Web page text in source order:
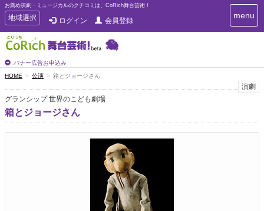
お薦め演劇・ミュージカルのクチコミは、CoRich舞台芸術！
T
o
g
g
e
n
a
v
i
g
地域選択 ログイン 会員登録
バナー広告お申込み
T
o
i
g
menu
HOME 公演 箱とジョージさん
演劇
グランシップ 世界のこども劇場
箱とジョージさん